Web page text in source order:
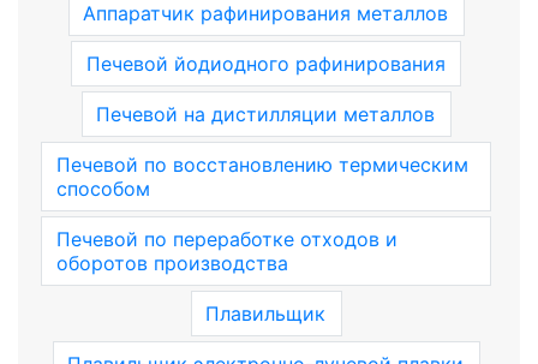
Аппаратчик рафинирования металлов
Печевой йодиодного рафинирования
Печевой на дистилляции металлов
Печевой по восстановлению термическим
способом
Печевой по переработке отходов и
оборотов производства
Плавильщик